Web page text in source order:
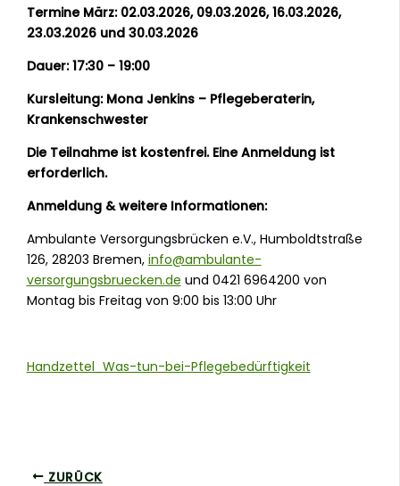
Termine März: 02.03.2026, 09.03.2026, 16.03.2026,
23.03.2026 und 30.03.2026
Dauer: 17:30 – 19:00
Kursleitung: Mona Jenkins – Pflegeberaterin,
Krankenschwester
Die Teilnahme ist kostenfrei. Eine Anmeldung ist
erforderlich.
Anmeldung & weitere Informationen:
Ambulante Versorgungsbrücken e.V., Humboldtstraße
126, 28203 Bremen, info@ambulante-
versorgungsbruecken.de und 0421 6964200 von
Montag bis Freitag von 9:00 bis 13:00 Uhr
Handzettel_Was-tun-bei-Pflegebedürftigkeit
ZURÜCK